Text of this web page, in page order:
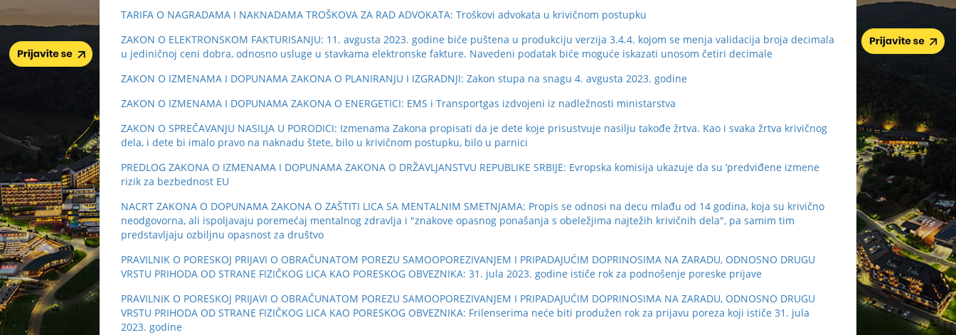
TARIFA O NAGRADAMA I NAKNADAMA TROŠKOVA ZA RAD ADVOKATA: Troškovi advokata u krivičnom postupku
ZAKON O ELEKTRONSKOM FAKTURISANJU: 11. avgusta 2023. godine biće puštena u produkciju verzija 3.4.4. kojom se menja validacija broja decimala
u jediničnoj ceni dobra, odnosno usluge u stavkama elektronske fakture. Navedeni podatak biće moguće iskazati unosom četiri decimale
ZAKON O IZMENAMA I DOPUNAMA ZAKONA O PLANIRANJU I IZGRADNJI: Zakon stupa na snagu 4. avgusta 2023. godine
ZAKON O IZMENAMA I DOPUNAMA ZAKONA O ENERGETICI: EMS i Transportgas izdvojeni iz nadležnosti ministarstva
ZAKON O SPREČAVANJU NASILJA U PORODICI: Izmenama Zakona propisati da je dete koje prisustvuje nasilju takođe žrtva. Kao i svaka žrtva krivičnog
dela, i dete bi imalo pravo na naknadu štete, bilo u krivičnom postupku, bilo u parnici
PREDLOG ZAKONA O IZMENAMA I DOPUNAMA ZAKONA O DRŽAVLJANSTVU REPUBLIKE SRBIJE: Evropska komisija ukazuje da su ’predviđene izmene
rizik za bezbednost EU
NACRT ZAKONA O DOPUNAMA ZAKONA O ZAŠTITI LICA SA MENTALNIM SMETNJAMA: Propis se odnosi na decu mlađu od 14 godina, koja su krivično
neodgovorna, ali ispoljavaju poremećaj mentalnog zdravlja i "znakove opasnog ponašanja s obeležjima najtežih krivičnih dela", pa samim tim
predstavljaju ozbiljnu opasnost za društvo
PRAVILNIK O PORESKOJ PRIJAVI O OBRAČUNATOM POREZU SAMOOPOREZIVANJEM I PRIPADAJUĆIM DOPRINOSIMA NA ZARADU, ODNOSNO DRUGU
VRSTU PRIHODA OD STRANE FIZIČKOG LICA KAO PORESKOG OBVEZNIKA: 31. jula 2023. godine ističe rok za podnošenje poreske prijave
PRAVILNIK O PORESKOJ PRIJAVI O OBRAČUNATOM POREZU SAMOOPOREZIVANJEM I PRIPADAJUĆIM DOPRINOSIMA NA ZARADU, ODNOSNO DRUGU
VRSTU PRIHODA OD STRANE FIZIČKOG LICA KAO PORESKOG OBVEZNIKA: Frilenserima neće biti produžen rok za prijavu poreza koji ističe 31. jula
2023. godine